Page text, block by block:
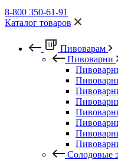
8-800 350-61-91
Каталог товаров
Пивоварам
Пивоварни
Солодовые